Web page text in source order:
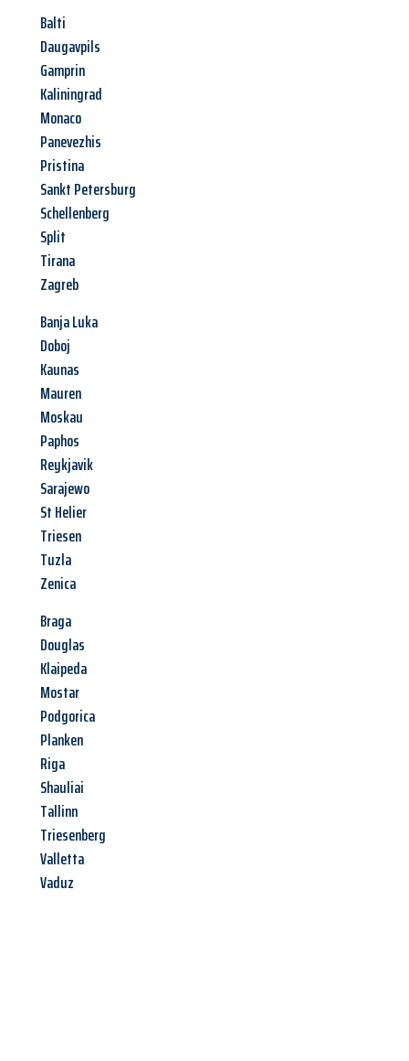
Balti
Daugavpils
Gamprin
Kaliningrad
Monaco
Panevezhis
Pristina
Sankt Petersburg
Schellenberg
Split
Tirana
Zagreb
Banja Luka
Doboj
Kaunas
Mauren
Moskau
Paphos
Reykjavik
Sarajewo
St Helier
Triesen
Tuzla
Zenica
Braga
Douglas
Klaipeda
Mostar
Podgorica
Planken
Riga
Shauliai
Tallinn
Triesenberg
Valletta
Vaduz